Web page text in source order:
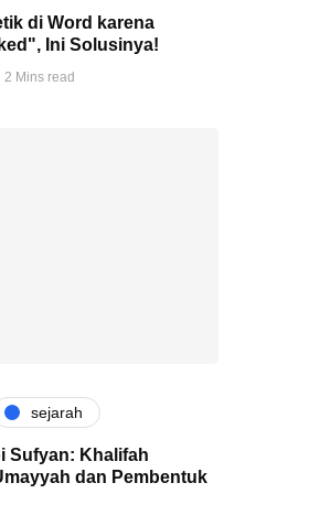
di Word karena
Ini Solusinya!
2 Mins read
sejarah
Sufyan: Khalifah
dan Pembentuk